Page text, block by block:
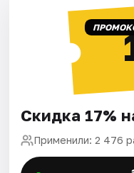
Скидка 17%
Применили: 2 476